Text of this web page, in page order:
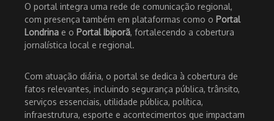
O portal integra uma rede de comunicação regional,
com presença também em plataformas como o Portal
Londrina e o Portal Ibiporã, fortalecendo a cobertura
jornalística local e regional.
Com atuação diária, o portal se dedica à cobertura de
fatos relevantes, incluindo segurança pública, trânsito,
serviços essenciais, utilidade pública, política,
infraestrutura, esporte e acontecimentos que impactam